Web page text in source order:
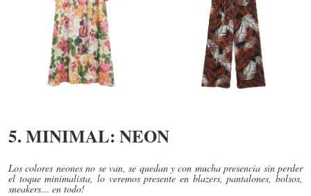
5. MINIMAL: NEON
Los colores neones no se van, se quedan y con mucha presencia sin perder
el toque minimalista, lo veremos presente en blazers, pantalones, bolsos,
sneakers… en todo!